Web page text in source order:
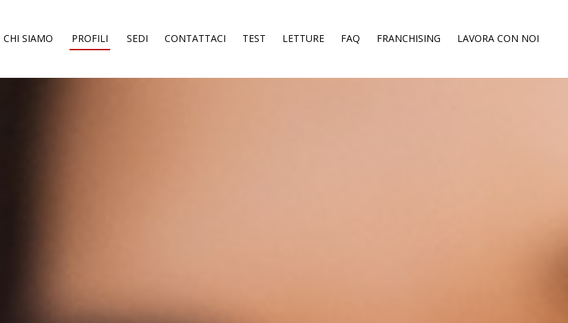
CHI SIAMO PROFILI SEDI CONTATTACI TEST LETTURE FAQ FRANCHISING LAVORA CON NOI